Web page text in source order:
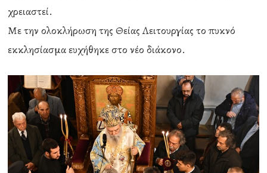
χρειαστεί.
Με την ολοκλήρωση της Θείας Λειτουργίας το πυκνό
εκκλησίασμα ευχήθηκε στο νέο διάκονο.